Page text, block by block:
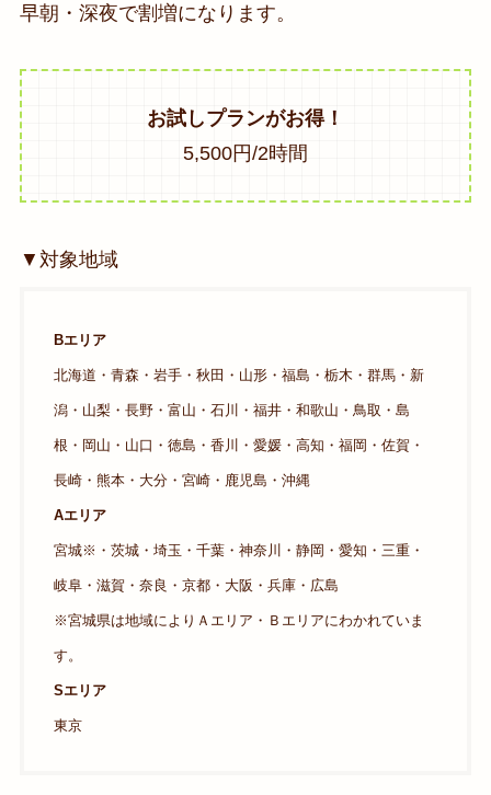
早朝・深夜で割増になります。
お試しプランがお得！
5,500円/2時間
▼対象地域
Bエリア
北海道・青森・岩手・秋田・山形・福島・栃木・群馬・新
潟・山梨・長野・富山・石川・福井・和歌山・鳥取・島
根・岡山・山口・徳島・香川・愛媛・高知・福岡・佐賀・
長崎・熊本・大分・宮崎・鹿児島・沖縄
Aエリア
宮城※・茨城・埼玉・千葉・神奈川・静岡・愛知・三重・
岐阜・滋賀・奈良・京都・大阪・兵庫・広島
※宮城県は地域によりＡエリア・Ｂエリアにわかれていま
す。
Sエリア
東京